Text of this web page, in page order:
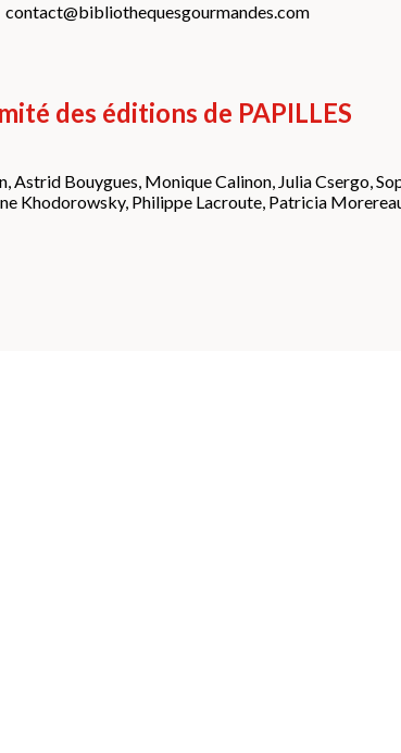
contact@bibliothequesgourmandes.com
des éditions de PAPILLES
Bouygues, Monique Calinon, Julia Csergo,
Khodorowsky, Philippe Lacroute, Patricia